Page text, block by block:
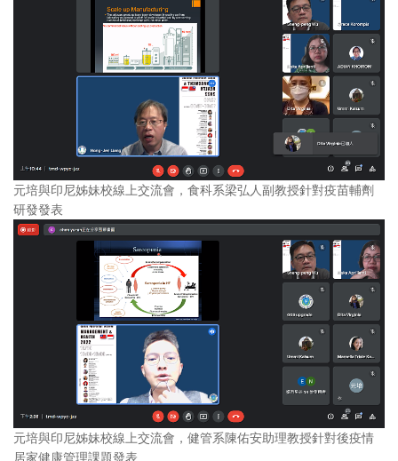
元培與印尼姊妹校線上交流會，食科系梁弘人副教授針對疫苗輔劑
研發發表
元培與印尼姊妹校線上交流會，健管系陳佑安助理教授針對後疫情
居家健康管理課題發表